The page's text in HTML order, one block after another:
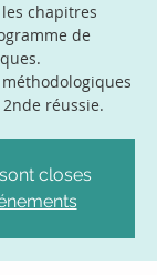
chapitres
de
réussie.
closes